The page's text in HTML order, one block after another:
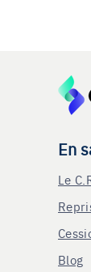
En
Le
Blog